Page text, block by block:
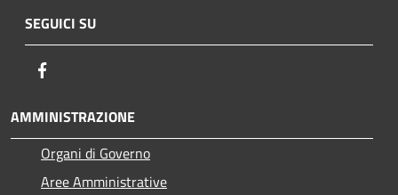
SEGUICI SU
AMMINISTRAZIONE
Organi di Governo
Aree Amministrative